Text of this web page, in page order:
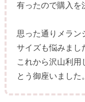
有ったので購入を
思った通りメラン
サイズも悩みまし
これから沢山利用
とう御座いました。